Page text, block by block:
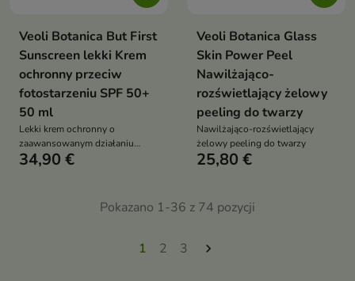
Veoli Botanica But First
Sunscreen lekki Krem
ochronny przeciw
fotostarzeniu SPF 50+
50 ml
Lekki krem ochronny o
zaawansowanym działaniu
przeciw fotostarzeniu
34,90 €
Veoli Botanica Glass
Skin Power Peel
Nawilżająco-
rozświetlający żelowy
peeling do twarzy
Nawilżająco-rozświetlający
żelowy peeling do twarzy
25,80 €
Pokazano 1-36 z 74 pozycji
1 2 3 